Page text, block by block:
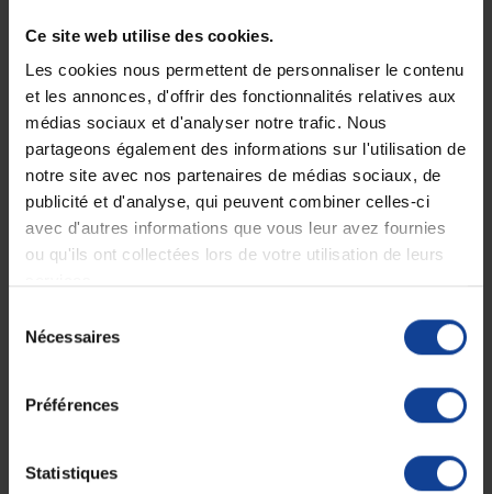
Ce site web utilise des cookies.
Les cookies nous permettent de personnaliser le contenu
et les annonces, d'offrir des fonctionnalités relatives aux
médias sociaux et d'analyser notre trafic. Nous
partageons également des informations sur l'utilisation de
notre site avec nos partenaires de médias sociaux, de
publicité et d'analyse, qui peuvent combiner celles-ci
avec d'autres informations que vous leur avez fournies
ou qu'ils ont collectées lors de votre utilisation de leurs
Nécessaires
Préférences
Statistiques
EN STOCK
Spiromètre volumétrique
d’entraînement...
11,90 €
Spiromètre Respivol 5000
Medinet pour adultes
En magasin uniquement